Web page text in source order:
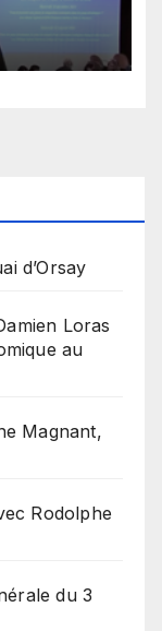
d’Orsay
Loras
au
Magnant,
Rodolphe
du 3